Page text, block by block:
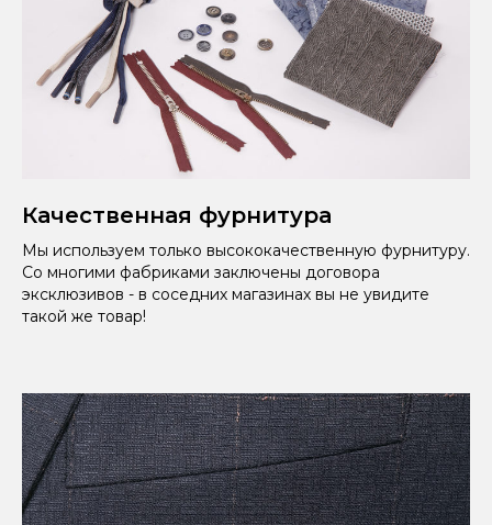
Качественная фурнитура
Мы используем только высококачественную фурнитуру.
Со многими фабриками заключены договора
эксклюзивов - в соседних магазинах вы не увидите
такой же товар!